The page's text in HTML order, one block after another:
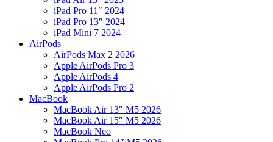
iPad Pro 11″ 2024
iPad Pro 13″ 2024
iPad Mini 7 2024
AirPods
AirPods Max 2 2026
Apple AirPods Pro 3
Apple AirPods 4
Apple AirPods Pro 2
MacBook
MacBook Air 13″ M5 2026
MacBook Air 15″ M5 2026
MacBook Neo